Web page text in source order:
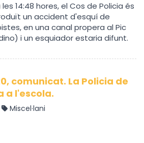
14:48 hores, el Cos de Policia és
un accident d'esquí de
en una canal propera al Pic
i un esquiador estaria difunt.
comunicat. La Policia de
a l'escola.
Miscel·lani